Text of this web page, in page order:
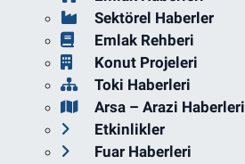
Sektörel Haberler
Emlak Rehberi
Konut Projeleri
Toki Haberleri
Arsa – Arazi Haberleri
Etkinlikler
Fuar Haberleri